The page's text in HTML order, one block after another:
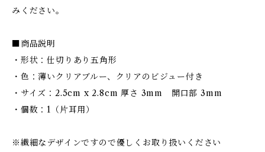
みください。
■商品説明
・形状：仕切りあり五角形
・色：薄いクリアブルー、クリアのビジュー付き
・サイズ：2.5cm x 2.8cm 厚さ 3mm 開口部 3mm
・個数：1（片耳用）
※繊細なデザインですので優しくお取り扱いください